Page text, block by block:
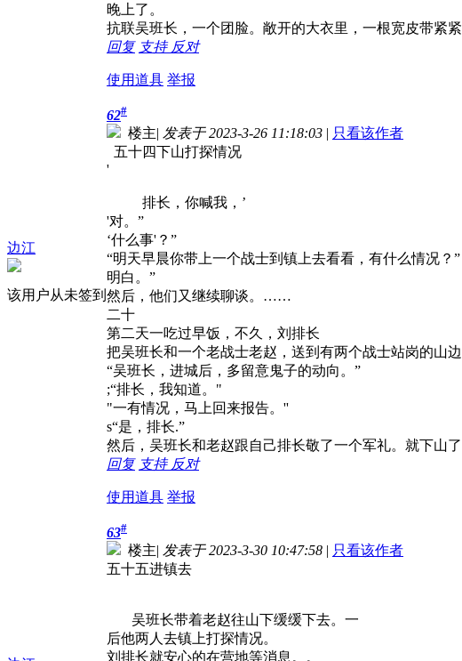
晚上了。
抗联吴班长，一个团脸。敞开的大衣里，一根宽皮带紧
回复 支持 反对
使用道具 举报
边江
该用户从未签到
62#
楼主| 发表于 2023-3-26 11:18:03 | 只看该作者
五十四下山打探情况
'
排长，你喊我，’
'对。”
‘什么事'？”
“明天早晨你带上一个战士到镇上去看看，有什么情况？”
明白。”
然后，他们又继续聊谈。……
二十
第二天一吃过早饭，不久，刘排长
把吴班长和一个老战士老赵，送到有两个战士站岗的山
“吴班长，进城后，多留意鬼子的动向。”
;“排长，我知道。"
"一有情况，马上回来报告。''
s“是，排长.”
然后，吴班长和老赵跟自己排长敬了一个军礼。就下山
回复 支持 反对
使用道具 举报
63#
楼主| 发表于 2023-3-30 10:47:58 | 只看该作者
五十五进镇去
吴班长带着老赵往山下缓缓下去。一
后他两人去镇上打探情况。
刘排长就安心的在营地等消息。。